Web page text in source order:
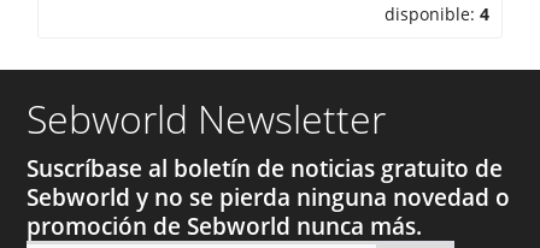
disponible: 4
Sebworld Newsletter
Suscríbase al boletín de noticias gratuito de
Sebworld y no se pierda ninguna novedad o
promoción de Sebworld nunca más.